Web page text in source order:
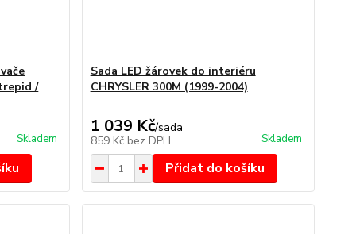
/
Skladem
Sada LED žárovek do interiéru
CHRYSLER 300M (1999-2004)
1 039 Kč/sada
859 Kč bez DPH Skladem
Přidat do košíku